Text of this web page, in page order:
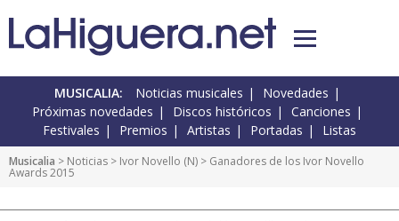
MUSICALIA: Noticias musicales
Novedades
Próximas novedades
Discos históricos
Canciones
Festivales
Premios Artistas Portadas Listas
Musicalia > Noticias > Ivor Novello (N) > Ganadores de los Ivor Novello
Awards 2015